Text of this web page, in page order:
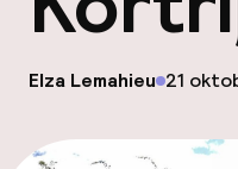
Gepubliceerd door
Elza Lemahieu op
21